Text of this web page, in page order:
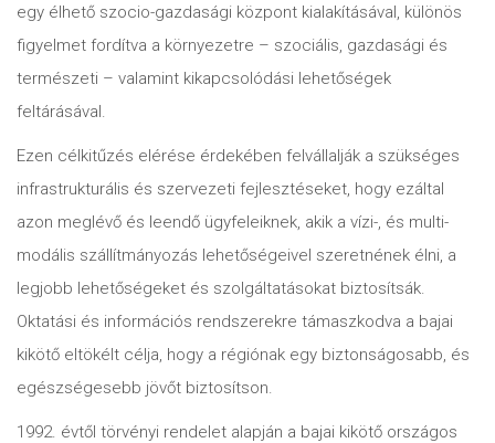
egy élhető szocio-gazdasági központ kialakításával, különös
figyelmet fordítva a környezetre – szociális, gazdasági és
természeti – valamint kikapcsolódási lehetőségek
feltárásával.
Ezen célkitűzés elérése érdekében felvállalják a szükséges
infrastrukturális és szervezeti fejlesztéseket, hogy ezáltal
azon meglévő és leendő ügyfeleiknek, akik a vízi-, és multi-
modális szállítmányozás lehetőségeivel szeretnének élni, a
legjobb lehetőségeket és szolgáltatásokat biztosítsák.
Oktatási és információs rendszerekre támaszkodva a bajai
kikötő eltökélt célja, hogy a régiónak egy biztonságosabb, és
egészségesebb jövőt biztosítson.
1992. évtől törvényi rendelet alapján a bajai kikötő országos